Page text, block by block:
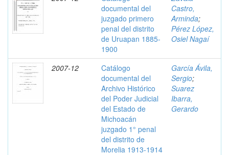
documental del
juzgado primero
penal del distrito
de Uruapan 1885-
1900
Castro,
Arminda;
Pérez López,
Osiel Nagaí
2007-12
Catálogo
documental del
Archivo Histórico
del Poder Judicial
del Estado de
Michoacán
juzgado 1° penal
del distrito de
Morelia 1913-1914
García Ávila,
Sergio;
Suarez
Ibarra,
Gerardo